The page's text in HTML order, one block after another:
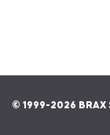
© 1999-2026 BRAX